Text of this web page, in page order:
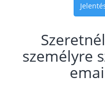
személyre